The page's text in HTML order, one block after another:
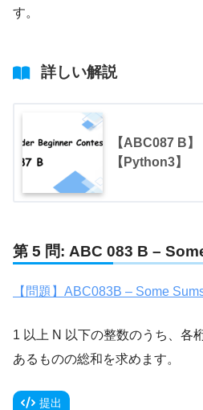
す。
詳しい解説
【ABC087 B
【Python3】
第 5 問: ABC 083 B –
【問題】ABC083B – Some
1 以上 N 以下の整数のうち、各
あるものの総和を求めます。
提出